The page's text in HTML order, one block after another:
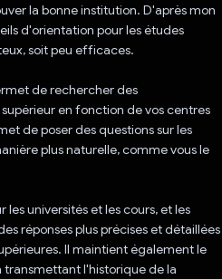
la bonne institution. D'après mon
d'orientation pour les études
soit peu efficaces.
de rechercher des
en fonction de vos centres
de poser des questions sur les
plus naturelle, comme vous le
les universités et les cours, et les
réponses plus précises et détaillées
Il maintient également le
transmettant l'historique de la